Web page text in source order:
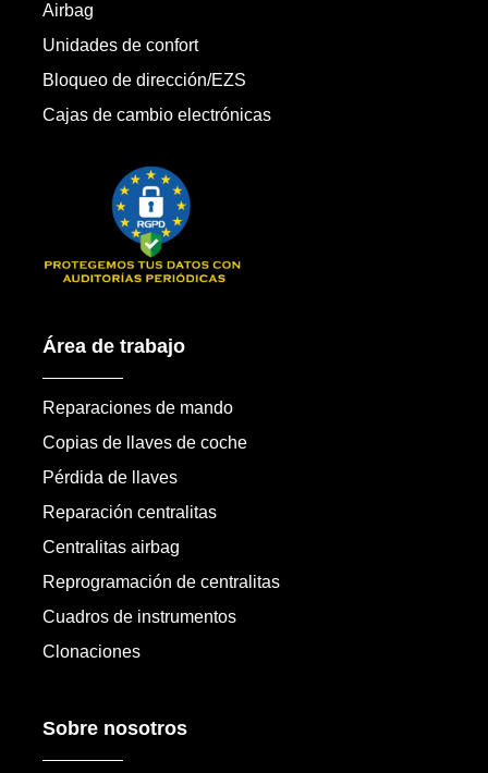
Airbag
Unidades de confort
Bloqueo de dirección/EZS
Cajas de cambio electrónicas
Área de trabajo
Reparaciones de mando
Copias de llaves de coche
Pérdida de llaves
Reparación centralitas
Centralitas airbag
Reprogramación de centralitas
Cuadros de instrumentos
Clonaciones
Sobre nosotros